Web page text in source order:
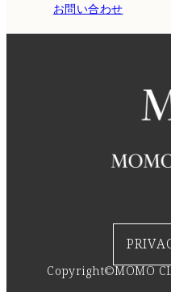
お問い合わせ
Copyright©MOMO